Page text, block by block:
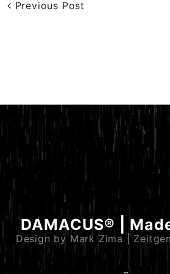
Previous Post
DAMACUS® |
Design by Mark Zima |